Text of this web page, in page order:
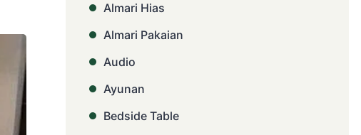
Almari Hias
Almari Pakaian
Audio
Ayunan
Bedside Table